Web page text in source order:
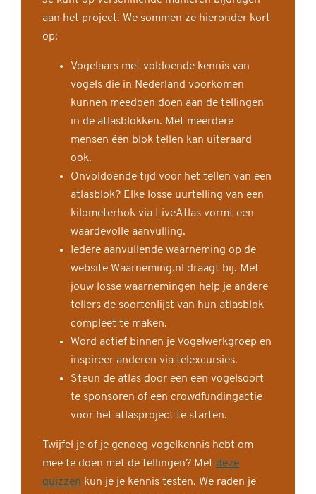
aan het project. We sommen ze hieronder kort
op:
Vogelaars met voldoende kennis van
vogels die in Nederland voorkomen
kunnen meedoen doen aan de tellingen
in de atlasblokken. Met meerdere
mensen één blok tellen kan uiteraard
ook.
Onvoldoende tijd voor het tellen van een
atlasblok? Elke losse uurtelling van een
kilometerhok via LiveAtlas vormt een
waardevolle aanvulling.
Iedere aanvullende waarneming op de
website Waarneming.nl draagt bij. Met
jouw losse waarnemingen help je andere
tellers de soortenlijst van hun atlasblok
compleet te maken.
Word actief binnen je Vogelwerkgroep en
inspireer anderen via telexcursies.
Steun de atlas door een een vogelsoort
te sponsoren of een crowdfundingactie
voor het atlasproject te starten.
Twijfel je of je genoeg vogelkennis hebt om
mee te doen met de tellingen? Met deze
quizzen kun je je kennis testen. We raden je